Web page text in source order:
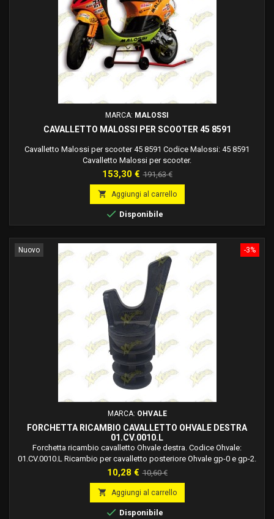
MARCA: MALOSSI
CAVALLETTO MALOSSI PER SCOOTER 45 8591
Cavalletto Malossi per scooter 45 8591 Codice Malossi: 45 8591
Cavalletto Malossi per scooter.
Prezzo
153,30 € Prezzo
base
191,63 €
 Aggiungi al carrello
 Disponibile
-3%
Nuovo
MARCA: OHVALE
FORCHETTA RICAMBIO CAVALLETTO OHVALE DESTRA
01.CV.0010.L
Forchetta ricambio cavalletto Ohvale destra. Codice Ohvale:
01.CV.0010.L Ricambio per cavalletto posteriore Ohvale gp-0 e gp-2.
Prezzo
10,28 € Prezzo
base
10,60 €
 Aggiungi al carrello
 Disponibile